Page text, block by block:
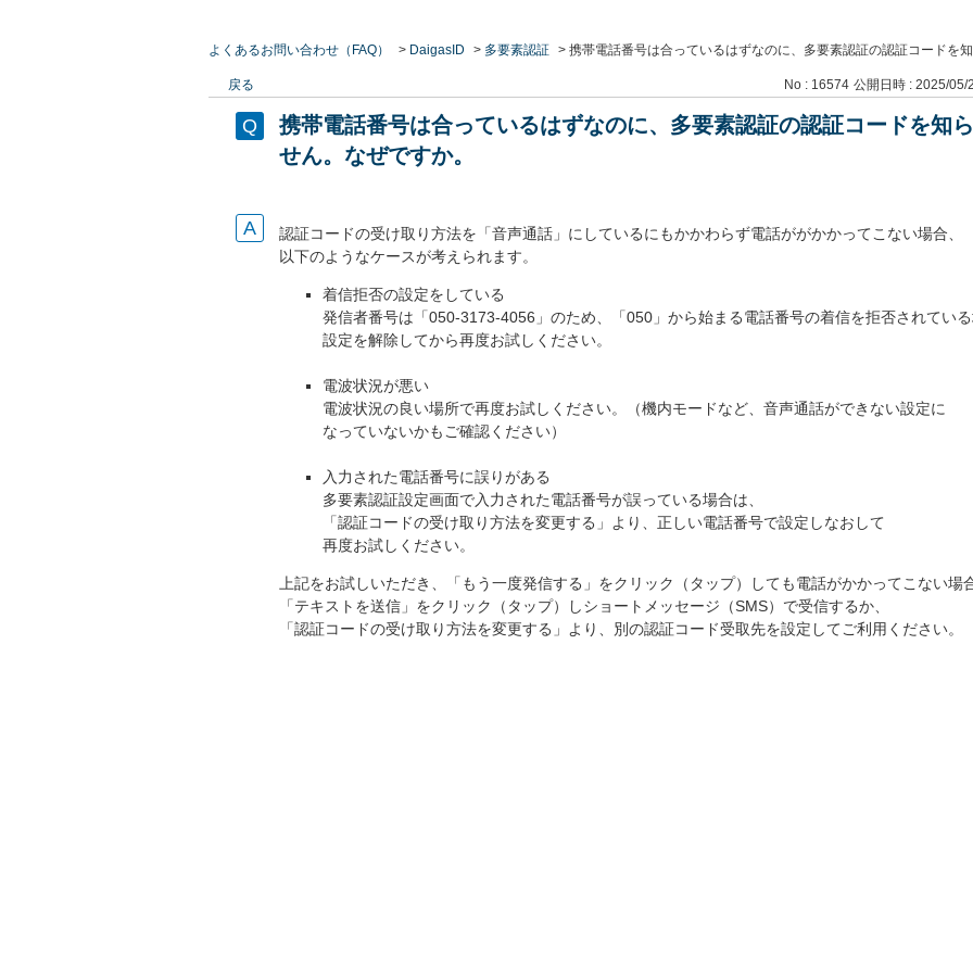
よくあるお問い合わせ（FAQ） > DaigasID > 多要素認証 > 携帯電話番号は合っているはずなのに、多要素認証の認証コードを
戻る No : 16574 公開日時 : 2025/05/
携帯電話番号は合っているはずなのに、多要素認証の認証コードを知
せん。なぜですか。
認証コードの受け取り方法を「音声通話」にしているにもかかわらず電話ががかかってこない場合、
以下のようなケースが考えられます。
着信拒否の設定をしている
発信者番号は「050-3173-4056」のため、「050」から始まる電話番号の着信を拒否されてい
設定を解除してから再度お試しください。
電波状況が悪い
電波状況の良い場所で再度お試しください。（機内モードなど、音声通話ができない設定に
なっていないかもご確認ください）
入力された電話番号に誤りがある
多要素認証設定画面で入力された電話番号が誤っている場合は、
「認証コードの受け取り方法を変更する」より、正しい電話番号で設定しなおして
再度お試しください。
上記をお試しいただき、「もう一度発信する」をクリック（タップ）しても電話がかかってこない場
「テキストを送信」をクリック（タップ）しショートメッセージ（SMS）で受信するか、
「認証コードの受け取り方法を変更する」より、別の認証コード受取先を設定してご利用ください。